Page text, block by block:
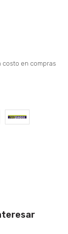
costo en compras